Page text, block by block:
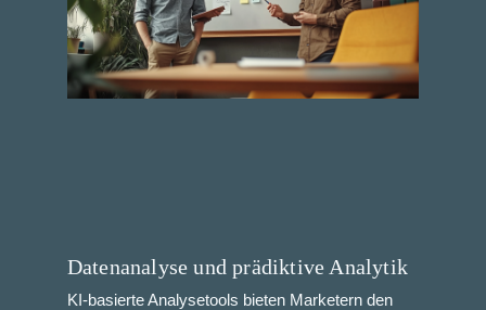
Datenanalyse und prädiktive Analytik
KI-basierte Analysetools bieten Marketern den